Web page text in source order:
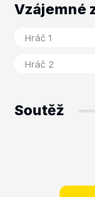
Vzájemné
Soutěž